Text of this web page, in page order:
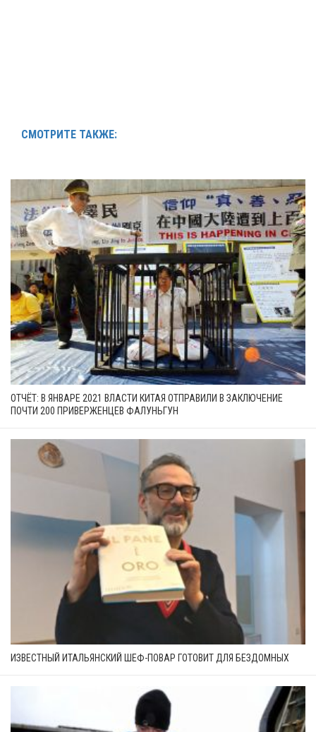
СМОТРИТЕ ТАКЖЕ:
ОТЧЁТ: В ЯНВАРЕ 2021 ВЛАСТИ КИТАЯ ОТПРАВИЛИ В ЗАКЛЮЧЕНИЕ
ПОЧТИ 200 ПРИВЕРЖЕНЦЕВ ФАЛУНЬГУН
ИЗВЕСТНЫЙ ИТАЛЬЯНСКИЙ ШЕФ-ПОВАР ГОТОВИТ ДЛЯ БЕЗДОМНЫХ